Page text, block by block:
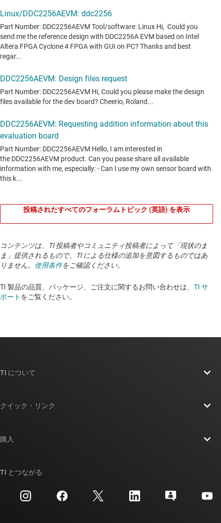
投稿されたすべてのフォーラムトピック (英語) を表示
コンテンツは、TI 投稿者やコミュニティ投稿者によって「現状のま
ま」提供されるもので、TI による仕様の追加を意図するものではあ
りません。 使用条件をご確認ください。
TI 製品の品質、パッケージ、ご注文に関するお問い合わせは、 TI サ
ポート をご覧ください。
TI について
投資家向け情報
クイック・リンク
クロスリファレンス検索
カスタマー・サポート・センター
購入
TI とつながる